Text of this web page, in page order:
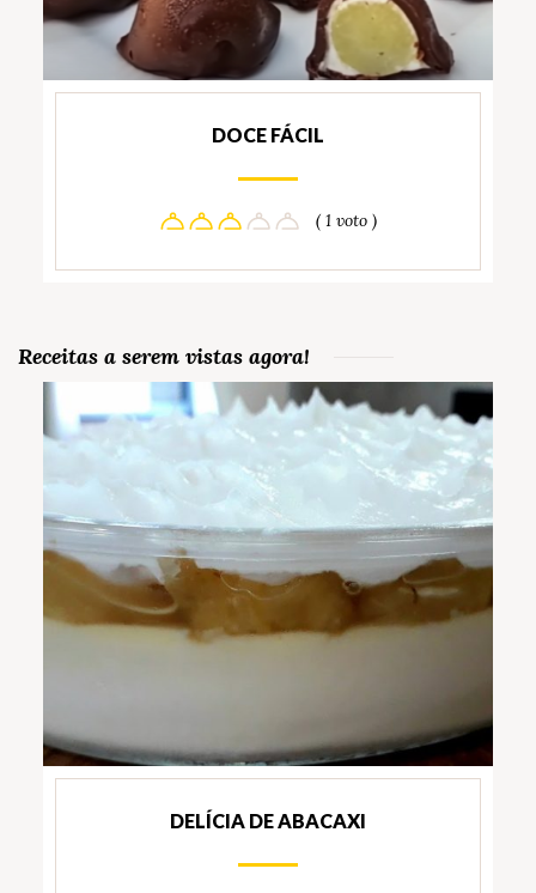
DOCE FÁCIL
( 1 voto )
Receitas a serem vistas agora!
DELÍCIA DE ABACAXI